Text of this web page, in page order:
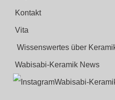
Kontakt
Vita
Wissenswertes über
Wabisabi-Keramik News
Wabisabi-